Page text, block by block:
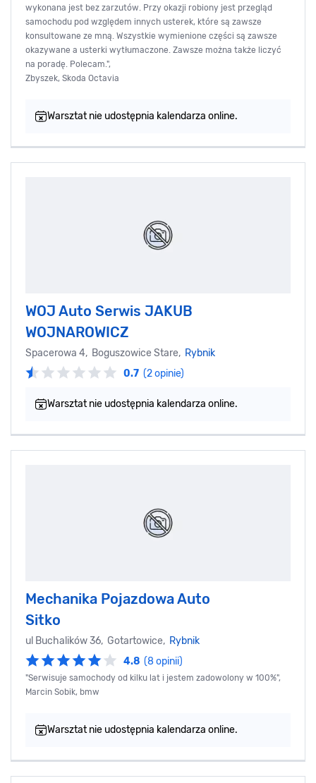
wykonana jest bez zarzutów. Przy okazji robiony jest przegląd
samochodu pod względem innych usterek, które są zawsze
konsultowane ze mną. Wszystkie wymienione części są zawsze
okazywane a usterki wytłumaczone. Zawsze można także liczyć
na poradę. Polecam.",
Zbyszek, Skoda Octavia
Warsztat nie udostępnia kalendarza online.
WOJ Auto Serwis JAKUB
WOJNAROWICZ
Spacerowa 4, Boguszowice Stare, Rybnik
0.7 (2 opinie)
Warsztat nie udostępnia kalendarza online.
Mechanika Pojazdowa Auto
Sitko
ul Buchalików 36, Gotartowice, Rybnik
4.8 (8 opinii)
"Serwisuje samochody od kilku lat i jestem zadowolony w 100%",
Marcin Sobik, bmw
Warsztat nie udostępnia kalendarza online.